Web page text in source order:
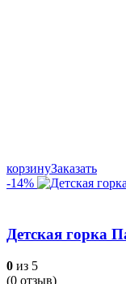
корзинуЗаказать
-14%
Детская горка
0 из 5
(0 отзыв)